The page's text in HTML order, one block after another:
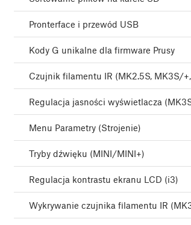
Pronterface i przewód USB
Kody G unikalne dla firmware Prusy
Czujnik filamentu IR (MK2.5S, MK3S/
Regulacja jasności wyświetlacza
Menu Parametry (Strojenie)
Tryby dźwięku (MINI/MINI+)
Regulacja kontrastu ekranu LCD (i3)
Wykrywanie czujnika filamentu IR